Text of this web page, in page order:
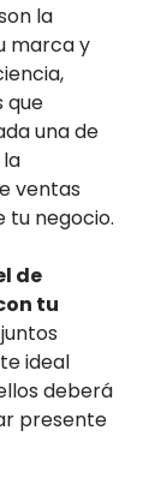
la
marca y
que
una de
ventas
tu negocio.
de
tu
ideal
deberá
presente